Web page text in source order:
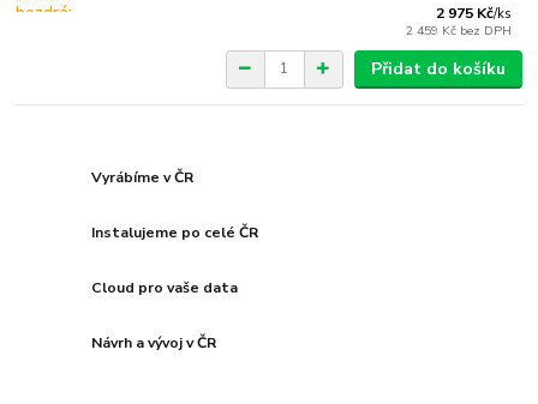
2 975 Kč/ks
2 459 Kč bez DPH
Přidat do košíku
Vyrábíme v ČR
Instalujeme po celé ČR
Cloud pro vaše data
Návrh a vývoj v ČR